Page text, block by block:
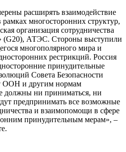
расширять взаимодействие
многосторонних структур,
организация сотрудничества
(G20), АТЭС. Стороны выступили
многополярного мира и
рестрикций. Россия
принудительные
Совета Безопасности
ООН и другим нормам
должны ни приниматься, ни
предпринимать все возможные
и взаимопомощи в сфере
принудительным мерам», –